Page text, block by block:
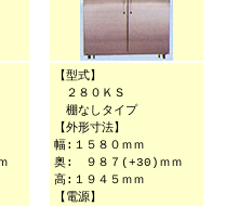
【型式】
２８０ＫＳ
棚なしタイプ
【外形寸法】
幅:１５８０ｍｍ
奥: ９８７(+30)ｍｍ
高:１９４５ｍｍ
【電源】